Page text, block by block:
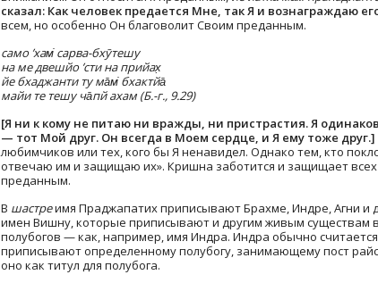
сказал: Как человек предается Мне, так Я и вознаграждаю
всем, но особенно Он благоволит Своим преданным.
само ’хам̇ сарва-бхӯтешу
на ме двешйо ’сти на прийах̣
йе бхаджанти ту ма̄м̇ бхактйа̄
майи те тешу ча̄пй ахам (Б.-г., 9.29)
[Я ни к кому не питаю ни вражды, ни пристрастия. Я
— тот Мой друг. Он всегда в Моем сердце, и Я ему тоже друг.]
любимчиков или тех, кого бы Я ненавидел. Однако тем, кто
отвечаю им и защищаю их». Кришна заботится и защищает
преданным.
В шастреимя Праджапатих приписывают Брахме, Индре, Агни и
имен Вишну, которые приписывают и другим живым
полубогов — как, например, имя Индра. Индра обычно
приписывают определенному полубогу, занимающему пост
оно как титул для полубога.